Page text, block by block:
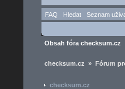
FAQ Hledat Seznam
Obsah fóra checksum.cz
checksum.cz » Fórum
checksum.cz